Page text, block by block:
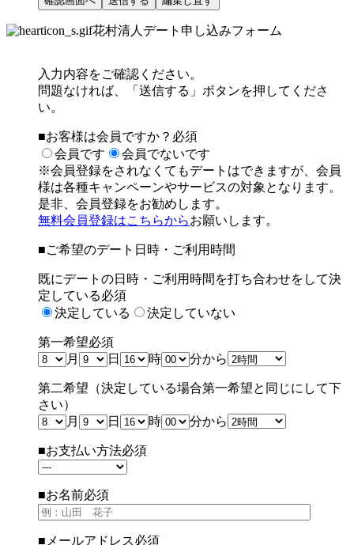
花村清人デート申し込みフォーム
入力内容をご確認ください。
問題なければ、「送信する」ボタンを押してくださ
い。
■お客様は会員ですか？ 必須
会員です
会員でないです
※会員登録をされなくてもデートはできますが、 会員
様は各種キャンペーンやサービスの対象となります。
是非、会員登録をお勧めします。
無料会員登録はこちらからお願いします。
■ご希望のデート日時・ご利用時間
既にデートの日時・ご利用時間を打ち合わせをして決
定している必須
決定している
決定していない
第一希望必須
月
日 時 分から
第二希望（決定している場合第一希望と同じにして下
さい）
月
日 時 分から
■お支払い方法必須
■お名前必須
■メールアドレス必須